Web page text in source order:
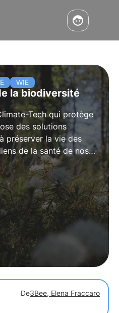
WIE
la biodiversité
Tech qui protège
des solutions
préserver la vie des
de la santé de nos
comment 3Bee
de la biodiversité.
De3Bee, Elena Fraccaro